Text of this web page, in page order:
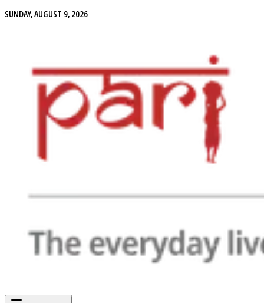
SUNDAY, AUGUST 9, 2026